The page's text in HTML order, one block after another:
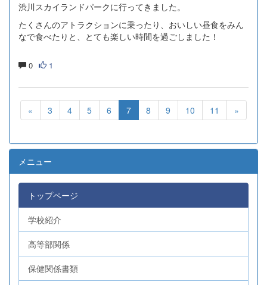
渋川スカイランドパークに行ってきました。
たくさんのアトラクションに乗ったり、おいしい昼食をみん
なで食べたりと、とても楽しい時間を過ごしました！
0 1
« 3 4 5 6 7 8 9 10 11 »
メニュー
トップページ
学校紹介
高等部関係
保健関係書類